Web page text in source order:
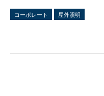
コーポレート 屋外照明